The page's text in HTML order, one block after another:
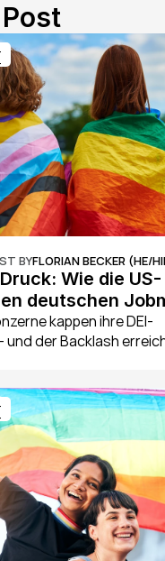
BYFLORIAN BECKER (HE/
Wie die US-
deutschen
Talentekappen ihre DEI-
und der Backlash
bedeutet.